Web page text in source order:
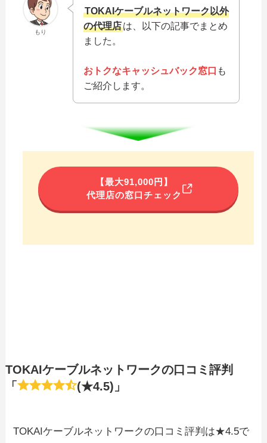
もり
TOKAIケーブルネットワーク以外
の代理店は、以下の記事でまとめ
ました。
おトクなキャッシュバック窓口 も
ご紹介します。
【最大91,000円】
代理店の窓口チェック
TOKAIケーブルネットワークの口コミ評判
「
(★4.5)」
TOKAIケーブルネットワークの口コミ評判は★4.5で